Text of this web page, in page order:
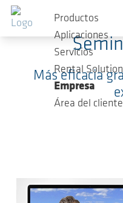
Saltar al contenido principal
Productos
Aplicaciones
Servicios
Rental
Empresa
Área del cliente
Más eficacia